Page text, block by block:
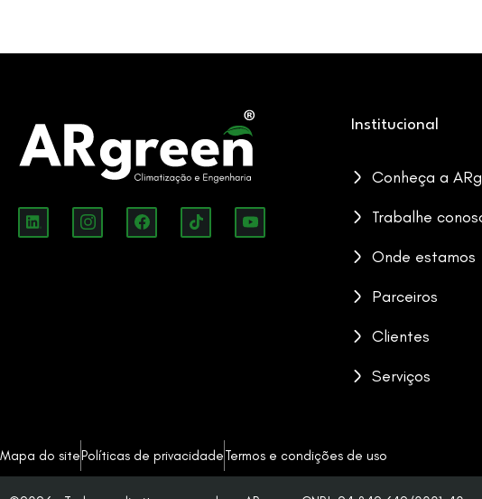
Institucional
Conheça a
Trabalhe
Onde estamos
Parceiros
Clientes
Serviços
Mapa do sitePolíticas de privacidadeTermos e condições de uso